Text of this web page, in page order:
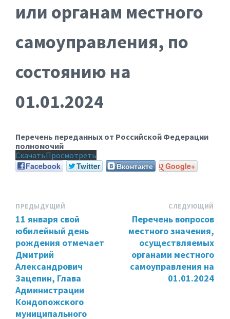
или органам местного
самоуправления, по
состоянию на
01.01.2024
Перечень переданных от Российской Федерации
полномочий
СкачатьПросмотреть
Facebook
Twitter Вконтакте Google+
ПРЕДЫДУЩИЙ
11 января свой
юбилейный день
рождения отмечает
Дмитрий
Александрович
Зацепин, Глава
Администрации
Кондопожского
муниципального
СЛЕДУЮЩИЙ
Перечень вопросов
местного значения,
осуществляемых
органами местного
самоуправления на
01.01.2024